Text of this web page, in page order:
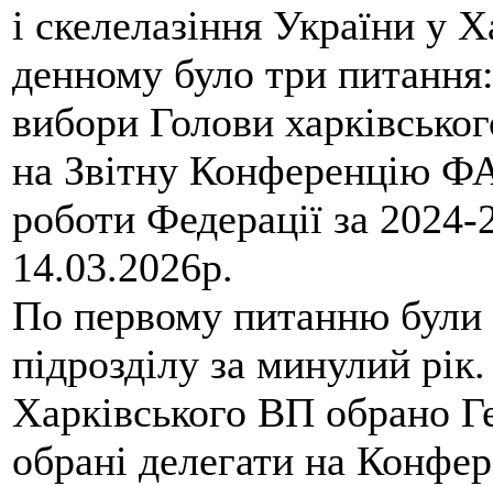
і скелелазіння України у
денному було три
вибори Голови
на Звітну Конференцію
роботи Федерації за
14.03.2026р.
По первому питанню були
підрозділу за минулий
Харківського ВП обрано
обрані делегати на